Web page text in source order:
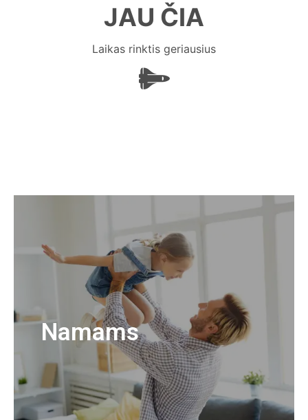
JAU ČIA
Laikas rinktis geriausius
Namams